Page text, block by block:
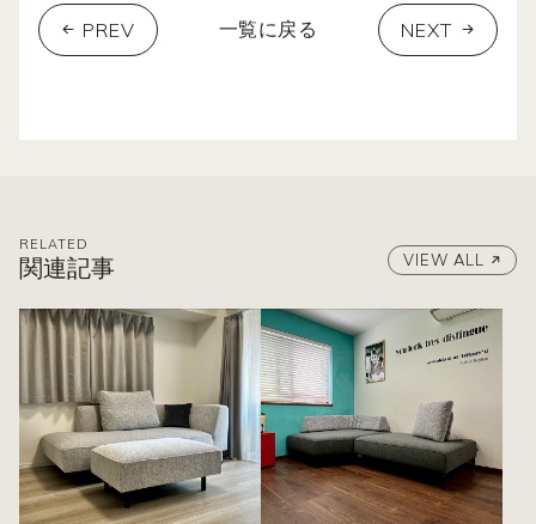
PREV 一覧に戻る NEXT
RELATED
関連記事 VIEW ALL